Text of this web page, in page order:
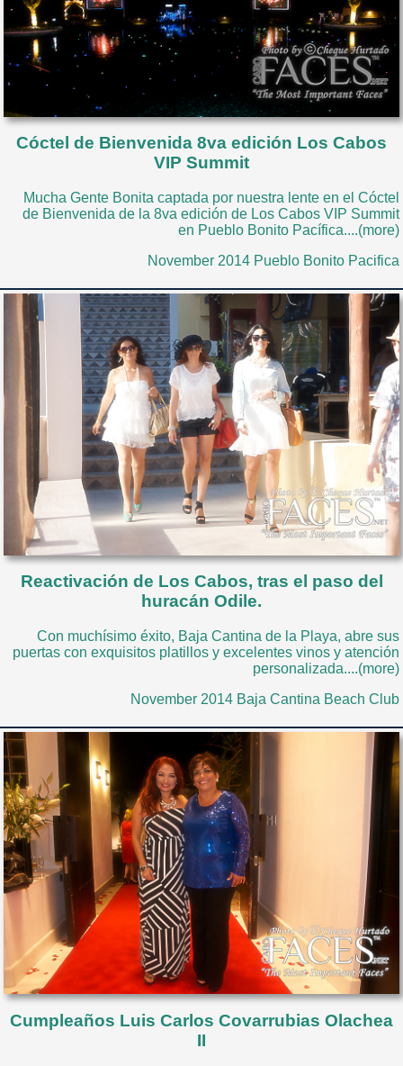
Cóctel de Bienvenida 8va edición Los Cabos
VIP Summit
Mucha Gente Bonita captada por nuestra lente en el Cóctel
de Bienvenida de la 8va edición de Los Cabos VIP Summit
en Pueblo Bonito Pacífica....(more)
November 2014 Pueblo Bonito Pacifica
Reactivación de Los Cabos, tras el paso del
huracán Odile.
Con muchísimo éxito, Baja Cantina de la Playa, abre sus
puertas con exquisitos platillos y excelentes vinos y atención
personalizada....(more)
November 2014 Baja Cantina Beach Club
Cumpleaños Luis Carlos Covarrubias Olachea
II